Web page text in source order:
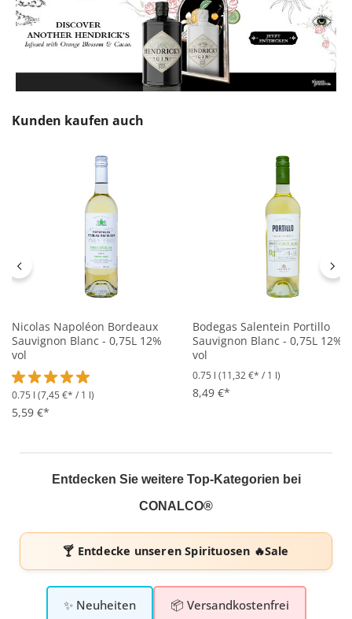
Produktgalerie überspringen
Kunden kaufen auch
Nicolas Napoléon Bordeaux
Sauvignon Blanc - 0,75L 12%
vol
Durchschnittliche Bewertung von 5 von 5 Sternen
0.75 l (7,45 €* / 1 l)
5,59 €*
Bodegas Salentein Portillo
Sauvignon Blanc - 0,75L 12%
vol
0.75 l (11,32 €* / 1 l)
8,49 €*
Entdecken Sie weitere Top-Kategorien bei
CONALCO®
🍸 Entdecke unserenSpirituosen 🔥Sale
✨ Neuheiten 📦 Versandkostenfrei